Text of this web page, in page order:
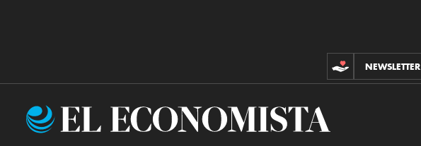
CONTRIBUCIONES
NEWSLETTER
El